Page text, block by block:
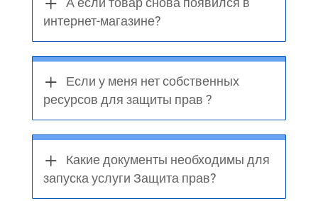
интернет-магазине?
Если у меня нет собственных
ресурсов для защиты прав ?
Какие документы необходимы для
запуска услуги Защита прав?